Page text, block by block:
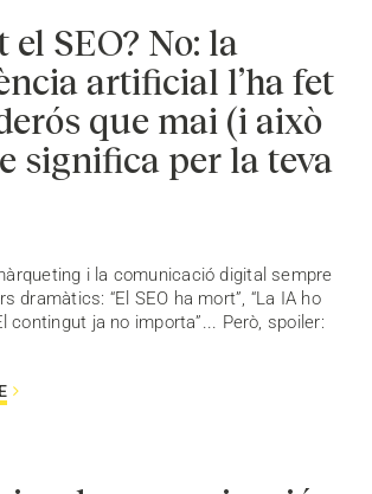
SEO? No: la
artificial l’ha fet
que mai (i això
significa per la teva
i la comunicació digital sempre
dramàtics: “El SEO ha mort”, “La IA ho
contingut ja no importa”... Però, spoiler: